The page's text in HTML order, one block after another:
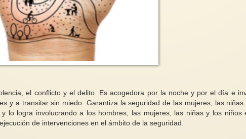
el conflicto y el delito. Es acogedora por la noche y por el día e
y a transitar sin miedo. Garantiza la seguridad de las mujeres, las niñas
lo logra involucrando a los hombres, las mujeres, las niñas y los niños
de intervenciones en el ámbito de la seguridad.